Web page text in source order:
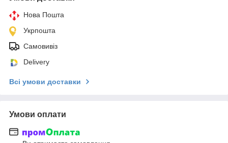
Нова Пошта
Укрпошта
Самовивіз
Delivery
Всі умови доставки
Умови оплати